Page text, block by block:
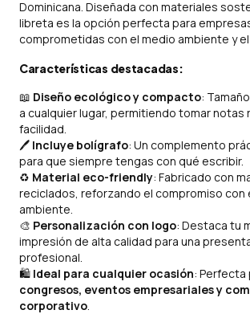
Dominicana. Diseñada con materiales
libreta es la opción perfecta para
comprometidas con el medio ambiente y
Características destacadas:
📖 Diseño ecológico y compacto:
a cualquier lugar, permitiendo tomar notas
facilidad.
🖊 Incluye bolígrafo: Un complemento
para que siempre tengas con qué escribir.
♻️ Material eco-friendly: Fabricado con
reciclados, reforzando el compromiso con
ambiente.
🎨 Personalización con logo: Destaca tu
impresión de alta calidad para una
profesional.
🛍 Ideal para cualquier ocasión: Perfecta
congresos, eventos empresariales y
corporativo